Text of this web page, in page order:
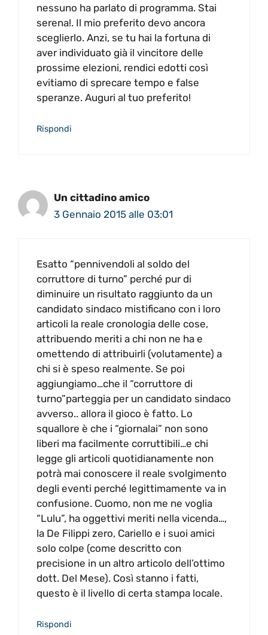
nessuno ha parlato di programma. Stai
serena!. Il mio preferito devo ancora
sceglierlo. Anzi, se tu hai la fortuna di
aver individuato già il vincitore delle
prossime elezioni, rendici edotti così
evitiamo di sprecare tempo e false
speranze. Auguri al tuo preferito!
Rispondi
Un cittadino amico
3 Gennaio 2015 alle 03:01
Esatto “pennivendoli al soldo del
corruttore di turno” perché pur di
diminuire un risultato raggiunto da un
candidato sindaco mistificano con i loro
articoli la reale cronologia delle cose,
attribuendo meriti a chi non ne ha e
omettendo di attribuirli (volutamente) a
chi si è speso realmente. Se poi
aggiungiamo…che il “corruttore di
turno”parteggia per un candidato sindaco
avverso.. allora il gioco è fatto. Lo
squallore è che i “giornalai” non sono
liberi ma facilmente corruttibili…e chi
legge gli articoli quotidianamente non
potrà mai conoscere il reale svolgimento
degli eventi perché legittimamente va in
confusione. Cuomo, non me ne voglia
“Lulu”, ha oggettivi meriti nella vicenda…,
la De Filippi zero, Cariello e i suoi amici
solo colpe (come descritto con
precisione in un altro articolo dell’ottimo
dott. Del Mese). Così stanno i fatti,
questo è il livello di certa stampa locale.
Rispondi